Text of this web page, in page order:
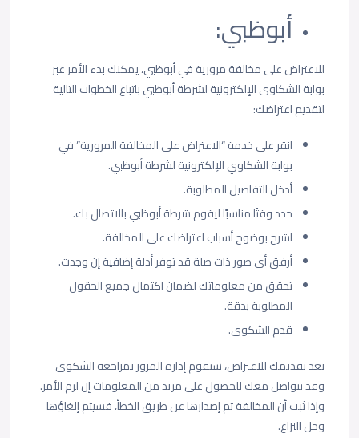
أبوظبي:
للاعتراض على مخالفة مرورية في أبوظبي، يمكنك بدء الأمر عبر
بوابة الشكاوى الإلكترونية لشرطة أبوظبي باتباع الخطوات التالية
لتقديم اعتراضك:
انقر على خدمة “الاعتراض على المخالفة المرورية” في
بوابة الشكاوي الإلكترونية لشرطة أبوظبي.
أدخل التفاصيل المطلوبة.
حدد وقتًا مناسبًا ليقوم شرطة أبوظبي بالاتصال بك.
اشرح بوضوح أسباب اعتراضك على المخالفة.
أرفق أي صور ذات صلة قد توفر أدلة إضافية إن وجدت.
تحقق من معلوماتك لضمان اكتمال جميع الحقول
المطلوبة بدقة.
قدم الشكوى.
بعد تقديمك للاعتراض، ستقوم إدارة المرور بمراجعة الشكوى
وقد تتواصل معك للحصول على مزيد من المعلومات إن لزم الأمر.
وإذا ثبت أن المخالفة تم إصدارها عن طريق الخطأ، فسيتم إلغاؤها
وحل النزاع.